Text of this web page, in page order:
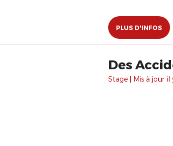
PLUS D'INFOS
Des
Stage | Mis à jour il